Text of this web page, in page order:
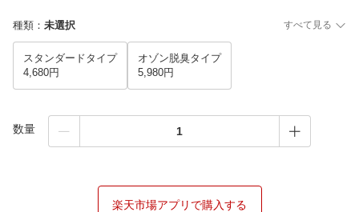
種類 ： 未選択 すべて見る
スタンダードタイプ
4,680円
オゾン脱臭タイプ
5,980円
数量
楽天市場アプリで購入する